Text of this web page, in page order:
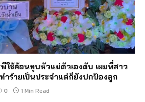
ใช้ค้อนทุบหัวแม่ตัวเองดับ เผยพี่สาว
ำร้ายเป็นประจำแต่ก็ยังปกป้องลูก
0 1 Min Read